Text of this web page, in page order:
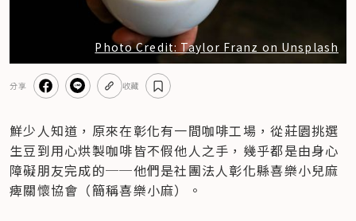
Photo Credit: Taylor Franz on Unsplash
分享 收藏
鮮少人知道，原來在彰化有一間咖啡工場，從莊園挑選
生豆到用心烘製咖啡皆不假他人之手，幾乎都是由身心
障礙朋友完成的──他們是社團法人彰化縣喜樂小兒麻
痺關懷協會（簡稱喜樂小麻）。